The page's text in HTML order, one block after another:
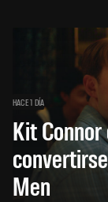
HACE 1 DÍA
Kit
Men